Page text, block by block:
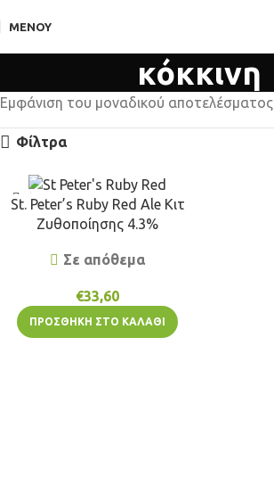
ΜΕΝΟΎ
κόκκινη
Εμφάνιση του μοναδικού αποτελέσματος
Φίλτρα
St. Peter’s Ruby Red Ale Κιτ
Ζυθοποίησης 4.3%
Σε απόθεμα
€33,60
ΠΡΟΣΘΉΚΗ ΣΤΟ ΚΑΛΆΘΙ